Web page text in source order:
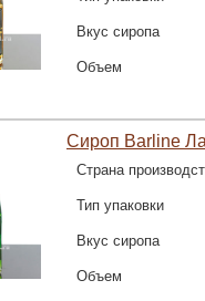
Вкус сиропа
Объем
Сироп Barline
Страна
Тип упаковки
Вкус сиропа
Объем